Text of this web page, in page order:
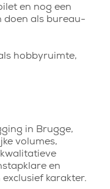
en nog een
doen als bureau-
hobbyruimte,
in Brugge,
volumes,
en
karakter.